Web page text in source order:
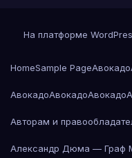
На платформе
HomeSample PageАвокадо
АвокадоАвокадоАвокадо
Авторам и
Александр Дюма — Граф